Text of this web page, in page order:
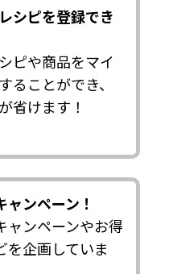
シピを登録でき
ピや商品をマイ
ることができ、
省けます！
ンペーン！
ャンペーンやお得
を企画していま